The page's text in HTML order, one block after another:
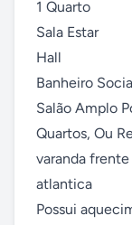
1 Quarto
Sala Estar
Hall
Banheiro
Salão Amplo
Quartos, Ou
varanda
atlantica
Possui